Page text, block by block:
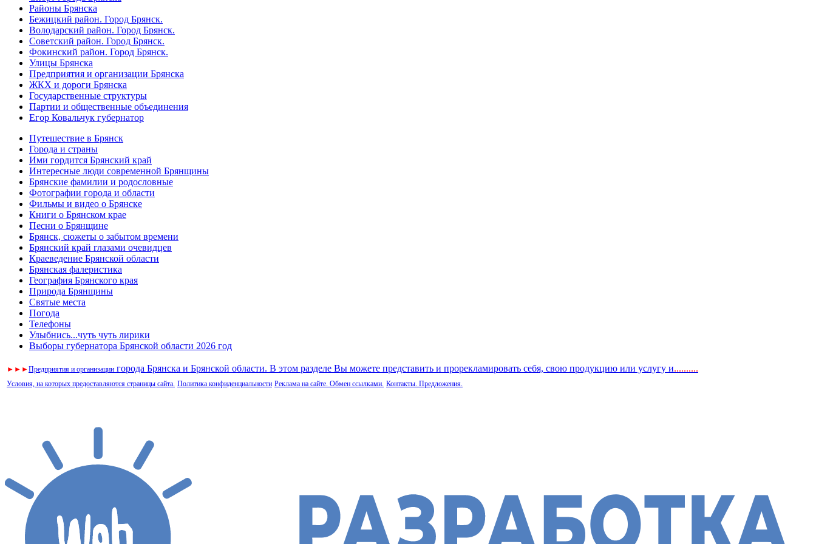
Районы Брянска
Бежицкий район. Город Брянск.
Володарский район. Город Брянск.
Советский район. Город Брянск.
Фокинский район. Город Брянск.
Улицы Брянска
Предприятия и организации Брянска
ЖКХ и дороги Брянска
Государственные структуры
Партии и общественные объединения
Егор Ковальчук губернатор
Путешествие в Брянск
Города и страны
Ими гордится Брянский край
Интересные люди современной Брянщины
Брянские фамилии и родословные
Фотографии города и области
Фильмы и видео о Брянске
Книги о Брянском крае
Песни о Брянщине
Брянск, сюжеты о забытом времени
Брянский край глазами очевидцев
Краеведение Брянской области
Брянская фалеристика
География Брянского края
Природа Брянщины
Святые места
Погода
Телефоны
Улыбнись...чуть чуть лирики
Выборы губернатора Брянской области 2026 год
► ► ►Предприятия и организации города Брянска и Брянской области. В этом разделе Вы можете представить и прорекламировать себя, свою продукцию или услугу и..........
Условия, на которых предоставляются страницы сайта. Политика конфиденциальности Реклама на сайте. Обмен ссылками. Контакты. Предложения.